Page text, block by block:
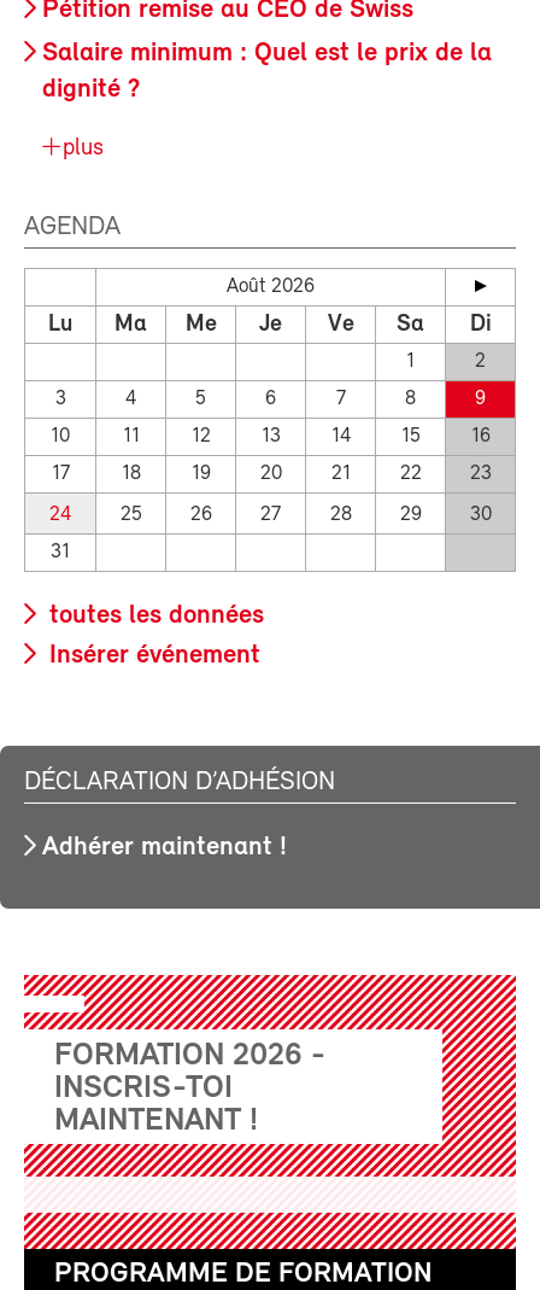
Pétition remise au CEO de Swiss
Salaire minimum : Quel est le prix de la
dignité ?
plus
AGENDA
Août 2026
Lu Ma Me Je Ve Sa Di
1
2
3
4 5 6 7 8
9
10
11 12 13 14 15
16
17
18 19 20 21 22
23
24
25 26 27 28 29
30
31
toutes les données
Insérer événement
DÉCLARATION D’ADHÉSION
Adhérer maintenant !
FORMATION 2026 -
INSCRIS-TOI
MAINTENANT !
PROGRAMME DE FORMATION